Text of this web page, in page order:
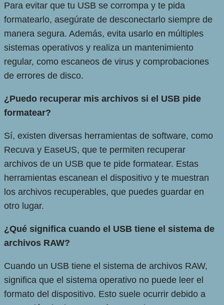
Para evitar que tu USB se corrompa y te pida
formatearlo, asegúrate de desconectarlo siempre de
manera segura. Además, evita usarlo en múltiples
sistemas operativos y realiza un mantenimiento
regular, como escaneos de virus y comprobaciones
de errores de disco.
¿Puedo recuperar mis archivos si el USB pide
formatear?
Sí, existen diversas herramientas de software, como
Recuva y EaseUS, que te permiten recuperar
archivos de un USB que te pide formatear. Estas
herramientas escanean el dispositivo y te muestran
los archivos recuperables, que puedes guardar en
otro lugar.
¿Qué significa cuando el USB tiene el sistema de
archivos RAW?
Cuando un USB tiene el sistema de archivos RAW,
significa que el sistema operativo no puede leer el
formato del dispositivo. Esto suele ocurrir debido a